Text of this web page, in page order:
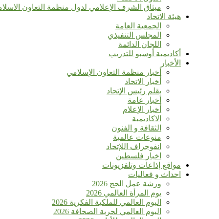
ميثاق الشرف الإعلامي لدول منظمة التعاون
هيئة الاتحاد
الجمعية العامة
المجلس التنفيذي
اللجان الدائمة
أكاديمية أوسبو للتدريب
الأخبار
أخبار منظمة التعاون الإسلامي
أخبار الاتحاد
بقلم رئيس الإتحاد
أخبار عامة
أخبار الإعلام
الاكاديمية
الثقافة و الفنون
منوعات عالمية
انفوجراف اللإتحاد
اخبار فلسطين
مواقع إذاعات وتلفزيونات
احداث و فعاليات
ورشة عمل الحج 2026
يوم المرأة العالمي 2026
اليوم العالمي للملكية الفكرية 2026
اليوم العالمي لحرية الصحافة 2026